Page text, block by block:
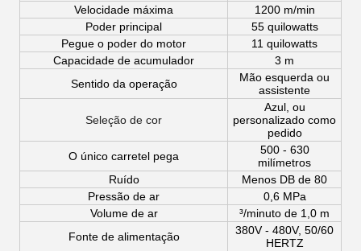
Velocidade máxima
1200 m/min
Poder principal
55 quilowatts
Pegue o poder do motor
11 quilowatts
Capacidade de acumulador
3 m
Sentido da operação
Mão esquerda ou
assistente
Seleção de cor
Azul, ou
personalizado como
pedido
O único carretel pega
500 - 630
milímetros
Ruído
Menos DB de 80
Pressão de ar
0,6 MPa
Volume de ar
³/minuto de 1,0 m
Fonte de alimentação
380V - 480V, 50/60
HERTZ